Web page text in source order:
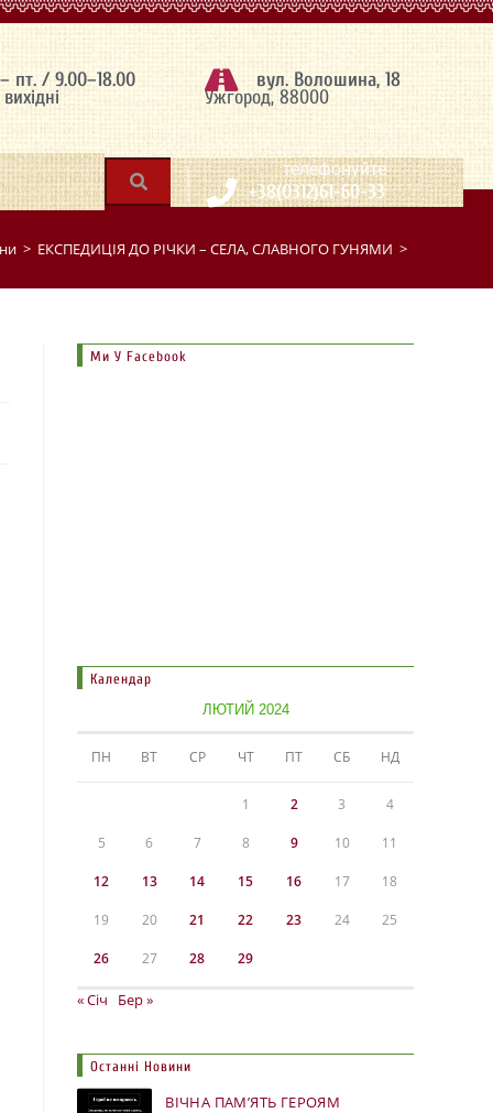
пт. / 9.00–18.00 вул. Волошина, 18
Ужгород, 88000
| телефонуйте
+38(0312)61-60-33
> ЕКСПЕДИЦІЯ ДО РІЧКИ – СЕЛА, СЛАВНОГО ГУНЯМИ >
Ми У Facebook
Календар
ЛЮТИЙ 2024
ПН ВТ СР ЧТ ПТ СБ НД
1 2 3 4
5 6 7 8 9 10 11
12 13 14 15 16 17 18
19 20 21 22 23 24 25
26 27 28 29
« Січ Бер »
Останні Новини
ВІЧНА ПАМ’ЯТЬ ГЕРОЯМ